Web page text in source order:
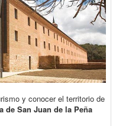
y conocer el territorio de
de San Juan de la Peña